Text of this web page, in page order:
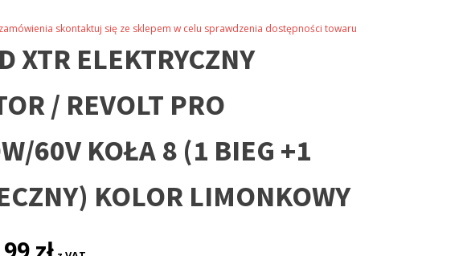
skontaktuj się ze sklepem w celu sprawdzenia dostępności towaru
XTR ELEKTRYCZNY
/ REVOLT PRO
60V KOŁA 8 (1 BIEG +1
KOLOR LIMONKOWY